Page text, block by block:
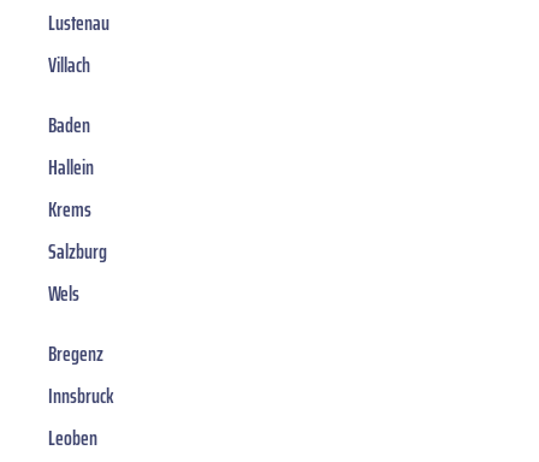
Lustenau
Villach
Baden
Hallein
Krems
Salzburg
Wels
Bregenz
Innsbruck
Leoben